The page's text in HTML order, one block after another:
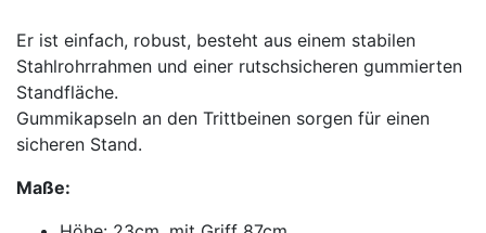
Er ist einfach, robust, besteht aus einem stabilen
Stahlrohrrahmen und einer rutschsicheren gummierten
Standfläche.
Gummikapseln an den Trittbeinen sorgen für einen
sicheren Stand.
Maße: